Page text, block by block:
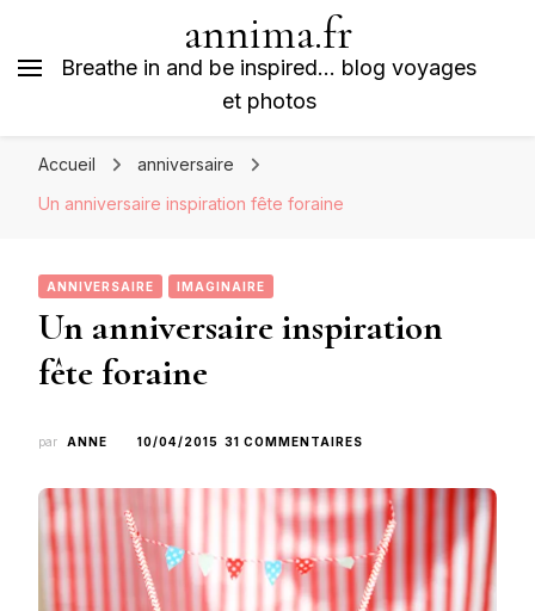
annima.fr
Breathe in and be inspired… blog voyages
et photos
Accueil
anniversaire
Un anniversaire inspiration fête foraine
ANNIVERSAIRE IMAGINAIRE
Un anniversaire inspiration
fête foraine
par ANNE 10/04/2015 31 COMMENTAIRES
INSPIRATION
FÊTE
FORAINE